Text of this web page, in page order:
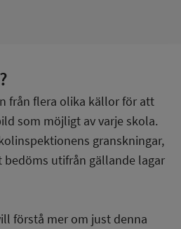
från flera olika källor för att
som möjligt av varje skola.
granskningar,
utifrån gällande lagar
förstå mer om just denna